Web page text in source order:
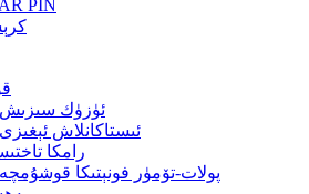
PIN
ئۈزۈك سىزىش
ئىستاكانلاش
رامكا
پولات-تۆمۈر فونېتىكا